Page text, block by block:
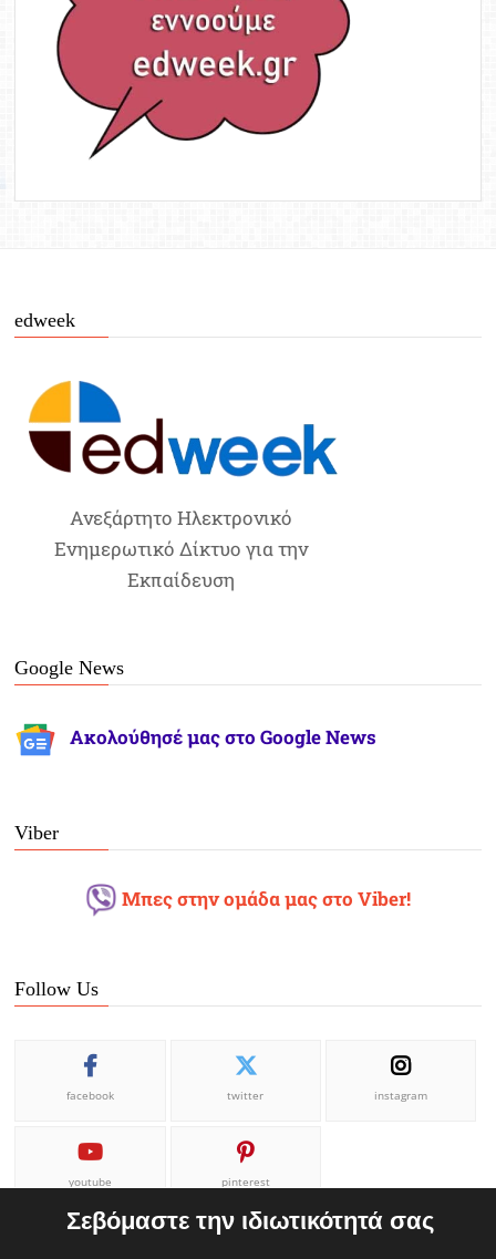
edweek
Ανεξάρτητο Ηλεκτρονικό
Ενημερωτικό Δίκτυο για την
Εκπαίδευση
Google News
Ακολούθησέ μας στο Google News
Viber
Μπες στην ομάδα μας στο Viber!
Follow Us
facebook twitter instagram
youtube pinterest
Σεβόμαστε την ιδιωτικότητά σας